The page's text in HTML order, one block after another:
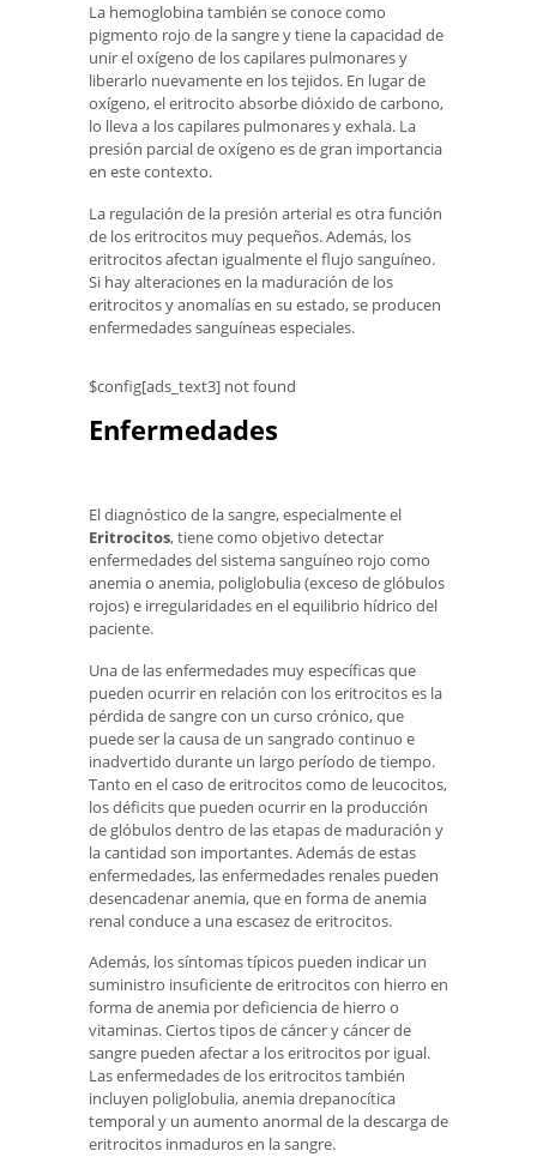
La hemoglobina también se conoce como
pigmento rojo de la sangre y tiene la capacidad de
unir el oxígeno de los capilares pulmonares y
liberarlo nuevamente en los tejidos. En lugar de
oxígeno, el eritrocito absorbe dióxido de carbono,
lo lleva a los capilares pulmonares y exhala. La
presión parcial de oxígeno es de gran importancia
en este contexto.
La regulación de la presión arterial es otra función
de los eritrocitos muy pequeños. Además, los
eritrocitos afectan igualmente el flujo sanguíneo.
Si hay alteraciones en la maduración de los
eritrocitos y anomalías en su estado, se producen
enfermedades sanguíneas especiales.
$config[ads_text3] not found
Enfermedades
El diagnóstico de la sangre, especialmente el
Eritrocitos, tiene como objetivo detectar
enfermedades del sistema sanguíneo rojo como
anemia o anemia, poliglobulia (exceso de glóbulos
rojos) e irregularidades en el equilibrio hídrico del
paciente.
Una de las enfermedades muy específicas que
pueden ocurrir en relación con los eritrocitos es la
pérdida de sangre con un curso crónico, que
puede ser la causa de un sangrado continuo e
inadvertido durante un largo período de tiempo.
Tanto en el caso de eritrocitos como de leucocitos,
los déficits que pueden ocurrir en la producción
de glóbulos dentro de las etapas de maduración y
la cantidad son importantes. Además de estas
enfermedades, las enfermedades renales pueden
desencadenar anemia, que en forma de anemia
renal conduce a una escasez de eritrocitos.
Además, los síntomas típicos pueden indicar un
suministro insuficiente de eritrocitos con hierro en
forma de anemia por deficiencia de hierro o
vitaminas. Ciertos tipos de cáncer y cáncer de
sangre pueden afectar a los eritrocitos por igual.
Las enfermedades de los eritrocitos también
incluyen poliglobulia, anemia drepanocítica
temporal y un aumento anormal de la descarga de
eritrocitos inmaduros en la sangre.